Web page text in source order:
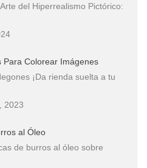
del Hiperrealismo Pictórico:
Para Colorear Imágenes
¡Da rienda suelta a tu
2023
al Óleo
de burros al óleo sobre